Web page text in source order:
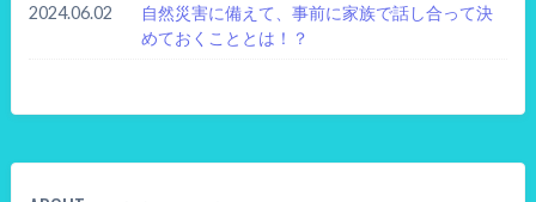
2024.06.02
自然災害に備えて、事前に家族で話し合って決
めておくこととは！？